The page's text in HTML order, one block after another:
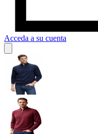
Acceda a su cuenta